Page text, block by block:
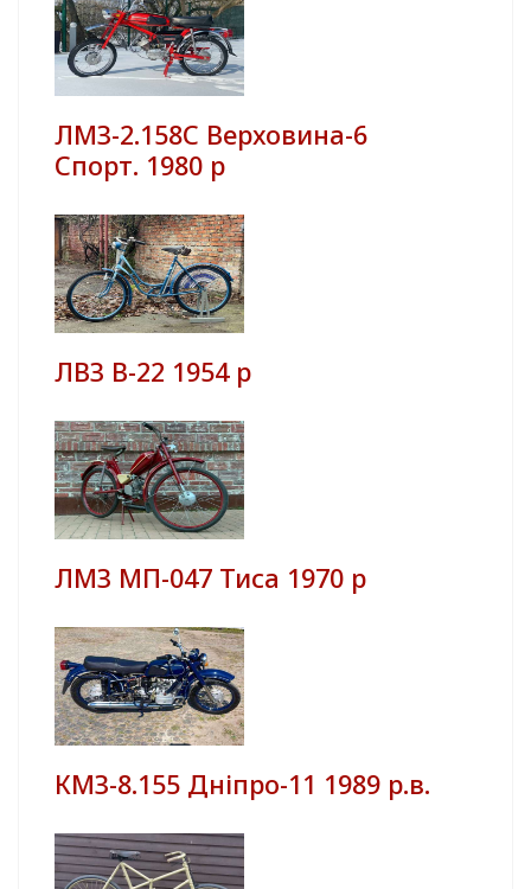
ЛМЗ-2.158С Верховина-6
Спорт. 1980 р
ЛВЗ В-22 1954 р
ЛМЗ МП-047 Тиса 1970 р
КМЗ-8.155 Дніпро-11 1989 р.в.